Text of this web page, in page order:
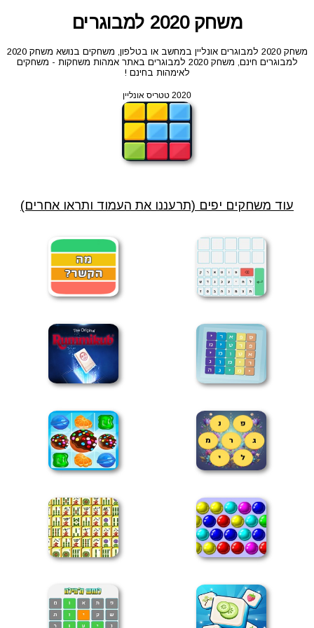
משחק 2020 למבוגרים
משחק 2020 למבוגרים אונליין במחשב או בטלפון, משחקים בנושא משחק 2020
למבוגרים חינם, משחק 2020 למבוגרים באתר אמהות משחקות - משחקים
לאימהות בחינם !
2020 טטריס אונליין
עוד משחקים יפים (תרעננו את העמוד ותראו אחרים)